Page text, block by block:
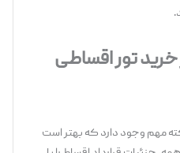
تور اقساطی
وجود دارد که بهتر است